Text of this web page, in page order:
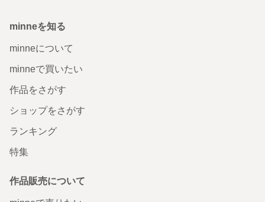
minneを知る
minneについて
minneで買いたい
作品をさがす
ショップをさがす
ランキング
特集
作品販売について